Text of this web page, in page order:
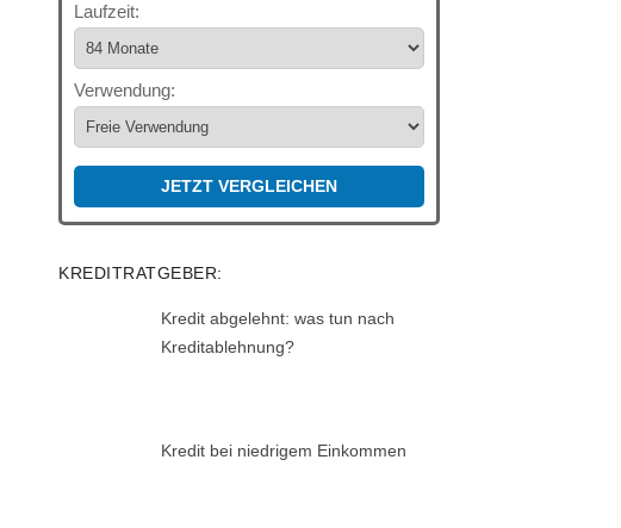
Laufzeit:
Verwendung:
JETZT VERGLEICHEN
KREDITRATGEBER:
Kredit abgelehnt: was tun nach
Kreditablehnung?
Kredit bei niedrigem Einkommen